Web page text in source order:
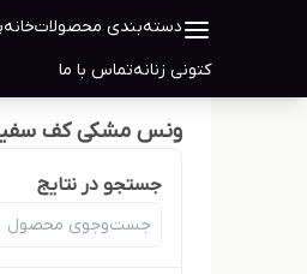
دسته‌بندی محصولاتخانه
کتونی زنانهتماس با ما
ونس مشکی کف
جستجو در نتایج